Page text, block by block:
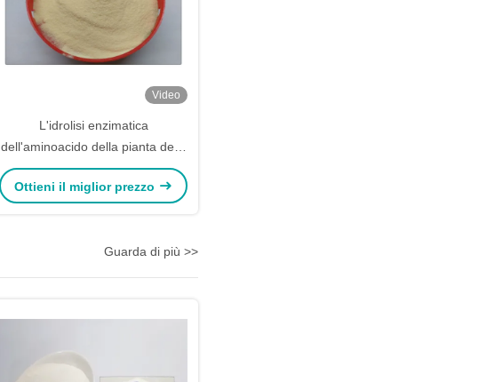
Video
L'idrolisi enzimatica
dell'aminoacido della pianta della
polvere a base di proteine del
fertilizzante ha estratto
Ottieni il miglior prezzo
Guarda di più >>